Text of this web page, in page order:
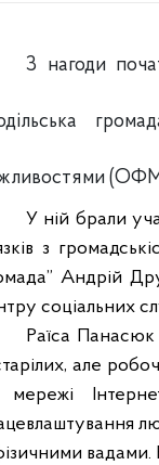
З нагоди
(ОФМ)
У ній брали
з
Андрій
соціальних
Раїса Панасюк
але